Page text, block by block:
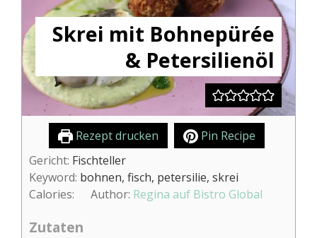
Skrei mit Bohnepürée
& Petersilienöl
Rezept drucken
Pin Recipe
Gericht: Fischteller
Keyword: bohnen, fisch, petersilie, skrei
Calories:
Author: Regina auf Bistro Global
Zutaten